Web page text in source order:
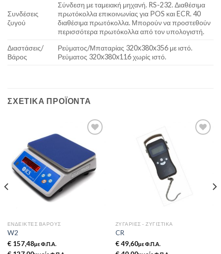
Συνδέσεις
ζυγού
Σύνδεση με ταμειακή μηχανή. RS-232. Διαθέσιμα
πρωτόκολλα επικοινωνίας για POS και ECR. 40
διαθέσιμα πρωτόκολλα. Μπορούν να προστεθούν
περισσότερα πρωτόκολλα από τον υπολογιστή.
Διαστάσεις/
Βάρος
Ρεύματος/Μπαταρίας 320x380x356 με ιστό.
Ρεύματος 320x380x116 χωρίς ιστό.
ΣΧΕΤΙΚΆ ΠΡΟΪΌΝΤΑ
Add to
Wishlist
ΕΝΔΕΊΚΤΕΣ ΒΆΡΟΥΣ
W2
€ 157,48με Φ.Π.Α.
ΖΥΓΑΡΙΈΣ - ΖΥΓΙΣΤΙΚΆ
CR
€ 49,60με Φ.Π.Α.